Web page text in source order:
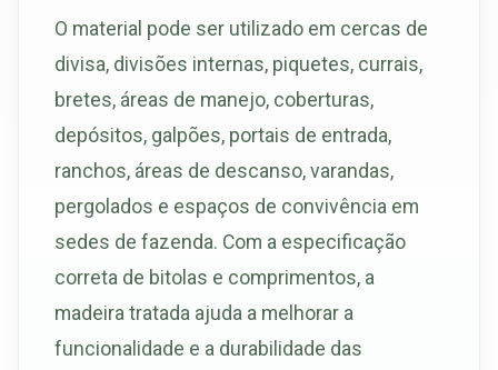
O material pode ser utilizado em cercas de
divisa, divisões internas, piquetes, currais,
bretes, áreas de manejo, coberturas,
depósitos, galpões, portais de entrada,
ranchos, áreas de descanso, varandas,
pergolados e espaços de convivência em
sedes de fazenda. Com a especificação
correta de bitolas e comprimentos, a
madeira tratada ajuda a melhorar a
funcionalidade e a durabilidade das